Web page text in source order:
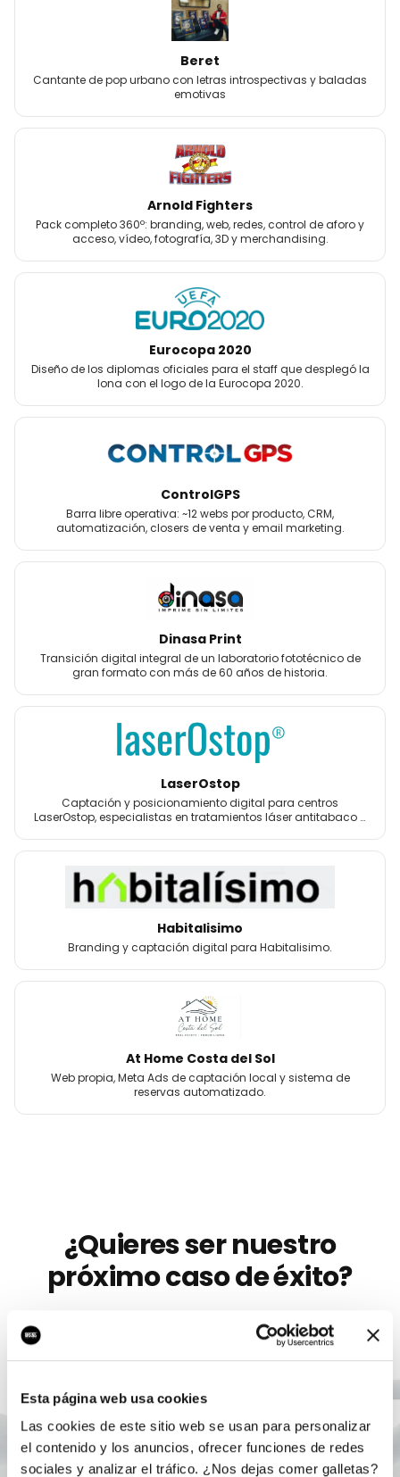
Esta página web usa cookies
Las cookies de este sitio web se usan para personalizar
el contenido y los anuncios, ofrecer funciones de redes
sociales y analizar el tráfico. ¿Nos dejas comer galletas?
Beret
Cantante de pop urbano con letras introspectivas y baladas
emotivas
Arnold Fighters
Pack completo 360º: branding, web, redes, control de aforo y
acceso, vídeo, fotografía, 3D y merchandising.
Eurocopa 2020
Diseño de los diplomas oficiales para el staff que desplegó la
lona con el logo de la Eurocopa 2020.
ControlGPS
Barra libre operativa: ~12 webs por producto, CRM,
automatización, closers de venta y email marketing.
Dinasa Print
Transición digital integral de un laboratorio fototécnico de
gran formato con más de 60 años de historia.
LaserOstop
Captación y posicionamiento digital para centros
LaserOstop, especialistas en tratamientos láser antitabaco y
Habitalisimo
Branding y captación digital para Habitalisimo.
At Home Costa del Sol
Web propia, Meta Ads de captación local y sistema de
reservas automatizado.
¿Quieres ser nuestro
próximo caso de éxito?
Game Addicts
a crecer con marketing digital serio.
Sin permanencia, sin humo, con un único
Agendar auditoría gratis